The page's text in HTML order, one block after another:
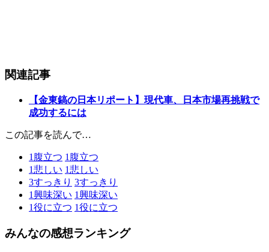
関連記事
【金東鎬の日本リポート】現代車、日本市場再挑戦で
成功するには
この記事を読んで…
1 腹立つ 1 腹立つ
1悲しい 1悲しい
3すっきり 3すっきり
1興味深い 1興味深い
1役に立つ 1役に立つ
みんなの感想ランキング